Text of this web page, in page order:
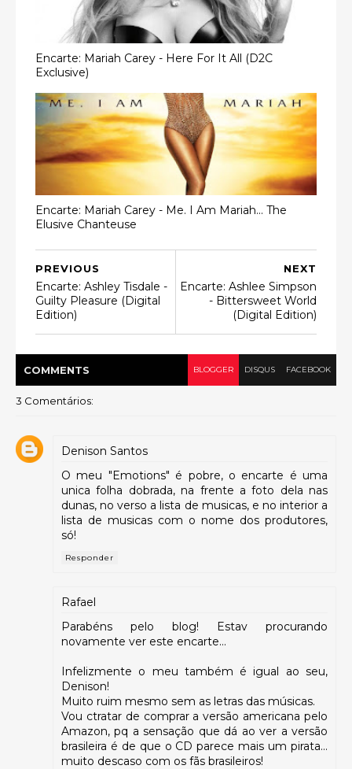
Encarte: Mariah Carey - Here For It All (D2C
Exclusive)
Encarte: Mariah Carey - Me. I Am Mariah... The
Elusive Chanteuse
NEXT
Encarte: Ashlee Simpson
- Bittersweet World
(Digital Edition)
PREVIOUS
Encarte: Ashley Tisdale -
Guilty Pleasure (Digital
Edition)
COMMENTS BLOGGER DISQUS FACEBOOK
3 Comentários:
Denison Santos
O meu "Emotions" é pobre, o encarte é uma
unica folha dobrada, na frente a foto dela nas
dunas, no verso a lista de musicas, e no interior a
lista de musicas com o nome dos produtores,
só!
Responder
Rafael
Parabéns pelo blog! Estav procurando
novamente ver este encarte...
Infelizmente o meu também é igual ao seu,
Denison!
Muito ruim mesmo sem as letras das músicas.
Vou ctratar de comprar a versão americana pelo
Amazon, pq a sensação que dá ao ver a versão
brasileira é de que o CD parece mais um pirata...
muito descaso com os fãs brasileiros!